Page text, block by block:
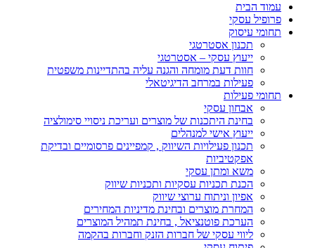
עמוד הבית
פרופיל עסקי
תחומי עיסוק
תכנון אסטרטגי
ייעוץ עסקי – אסטרטגי
חוות דעת מומחה והגנה עליה בהתדיינות משפטית
פעילות במרחב הדיגיטאלי
תחומי פעילות
אבחון עסקי
בחינת היתכנות של מוצרים ועריכת ניסויי סימולציה
ייעוץ אישי למנהלים
תכנון פעילויות השיווק , קמפיינים פרסומיים ובדיקת
אפקטיביות
משא ומתן עסקי
הכנת תכניות עסקיות ותכניות שיווק
אפיון וניתוח ערוצי שיווק
המחרת מוצרים ובחינת מדיניות המחירים
הערכת פוטנציאל , בחינת תמהיל המוצרים
ליווי עסקי של חברות הזנק וחברות בהקמה